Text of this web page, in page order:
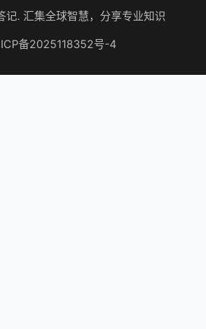
. 汇集全球智慧，分享专业知识
备2025118352号-4